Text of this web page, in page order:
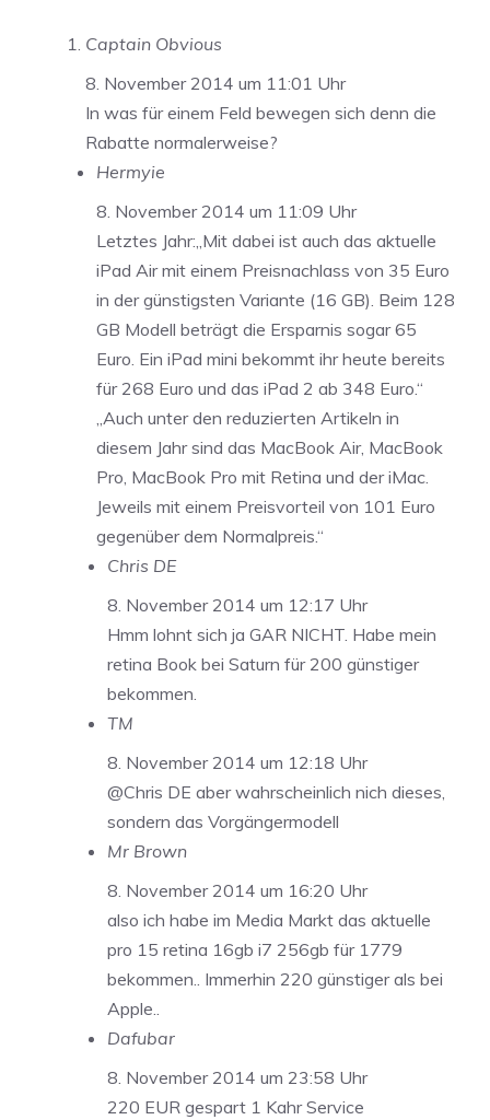
Captain Obvious
8. November 2014 um 11:01 Uhr
In was für einem Feld bewegen sich denn die
Rabatte normalerweise?
Hermyie
8. November 2014 um 11:09 Uhr
Letztes Jahr:„Mit dabei ist auch das aktuelle
iPad Air mit einem Preisnachlass von 35 Euro
in der günstigsten Variante (16 GB). Beim 128
GB Modell beträgt die Ersparnis sogar 65
Euro. Ein iPad mini bekommt ihr heute bereits
für 268 Euro und das iPad 2 ab 348 Euro.“
„Auch unter den reduzierten Artikeln in
diesem Jahr sind das MacBook Air, MacBook
Pro, MacBook Pro mit Retina und der iMac.
Jeweils mit einem Preisvorteil von 101 Euro
gegenüber dem Normalpreis.“
Chris DE
8. November 2014 um 12:17 Uhr
Hmm lohnt sich ja GAR NICHT. Habe mein
retina Book bei Saturn für 200 günstiger
bekommen.
TM
8. November 2014 um 12:18 Uhr
@Chris DE aber wahrscheinlich nich dieses,
sondern das Vorgängermodell
Mr Brown
8. November 2014 um 16:20 Uhr
also ich habe im Media Markt das aktuelle
pro 15 retina 16gb i7 256gb für 1779
bekommen.. Immerhin 220 günstiger als bei
Apple..
Dafubar
8. November 2014 um 23:58 Uhr
220 EUR gespart 1 Kahr Service